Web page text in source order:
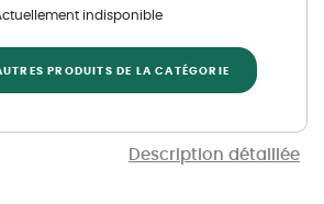
Description détaillée
indisponible
PRODUITS DE LA CATÉGORIE